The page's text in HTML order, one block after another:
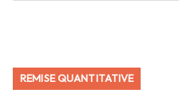
REMISE QUANTITATIVE